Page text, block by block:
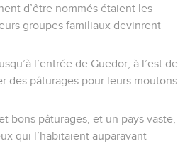
d’être nommés étaient les
groupes familiaux devinrent
l’entrée de Guedor, à l’est de
des pâturages pour leurs moutons
bons pâturages, et un pays vaste,
qui l’habitaient auparavant